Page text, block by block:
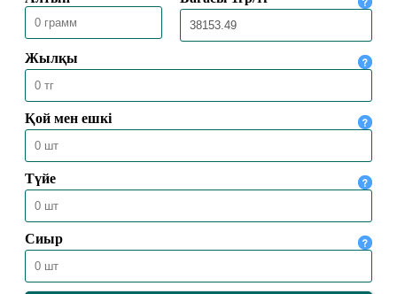
22.03.2024